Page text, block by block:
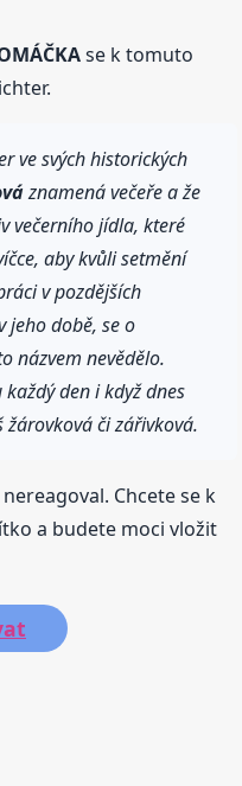
se k tomuto
ve svých historických
znamená večeře a že
večerního jídla, které
aby kvůli setmění
v pozdějších
jeho době, se o
názvem nevědělo.
den i když dnes
či zářivková.
Chcete se k
a budete moci vložit